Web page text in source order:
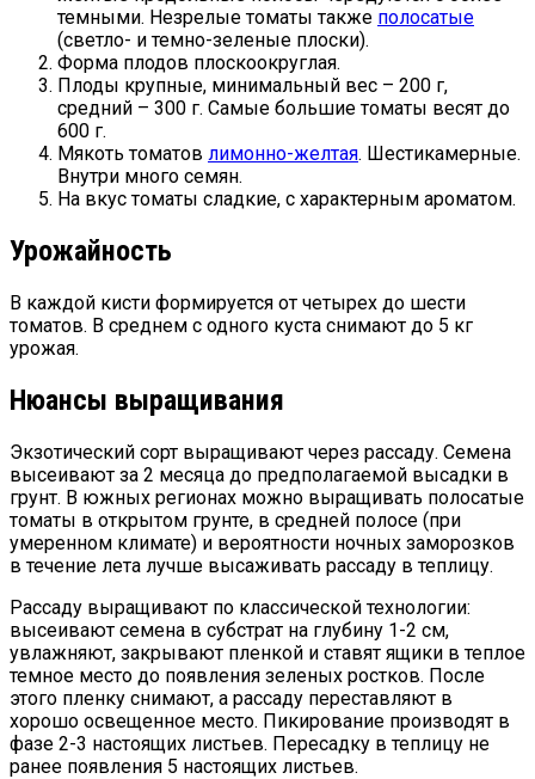
темными. Незрелые томаты также полосатые
(светло- и темно-зеленые плоски).
Форма плодов плоскоокруглая.
Плоды крупные, минимальный вес – 200 г,
средний – 300 г. Самые большие томаты весят до
600 г.
Мякоть томатов лимонно-желтая. Шестикамерные.
Внутри много семян.
На вкус томаты сладкие, с характерным ароматом.
Урожайность
В каждой кисти формируется от четырех до шести
томатов. В среднем с одного куста снимают до 5 кг
урожая.
Нюансы выращивания
Экзотический сорт выращивают через рассаду. Семена
высеивают за 2 месяца до предполагаемой высадки в
грунт. В южных регионах можно выращивать полосатые
томаты в открытом грунте, в средней полосе (при
умеренном климате) и вероятности ночных заморозков
в течение лета лучше высаживать рассаду в теплицу.
Рассаду выращивают по классической технологии:
высеивают семена в субстрат на глубину 1-2 см,
увлажняют, закрывают пленкой и ставят ящики в теплое
темное место до появления зеленых ростков. После
этого пленку снимают, а рассаду переставляют в
хорошо освещенное место. Пикирование производят в
фазе 2-3 настоящих листьев. Пересадку в теплицу не
ранее появления 5 настоящих листьев.